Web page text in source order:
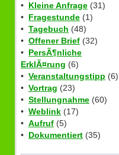
• Kleine Anfrage (31)
• Fragestunde (1)
• Tagebuch (48)
• Offener Brief (32)
• PersÃ¶nliche
ErklÃ¤rung (6)
• Veranstaltungstipp (6)
• Vortrag (23)
• Stellungnahme (60)
• Weblink (17)
• Aufruf (5)
• Dokumentiert (35)